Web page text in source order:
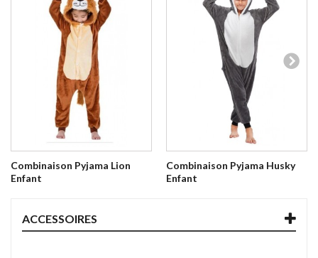
Combinaison Pyjama Lion
Enfant
Combinaison Pyjama Husky
Enfant
ACCESSOIRES